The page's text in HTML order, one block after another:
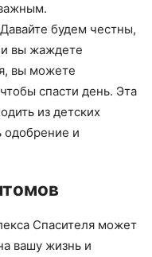
будем честны,
вы жаждете
вы можете
спасти день. Эта
из детских
одобрение и
Спасителя может
вашу жизнь и